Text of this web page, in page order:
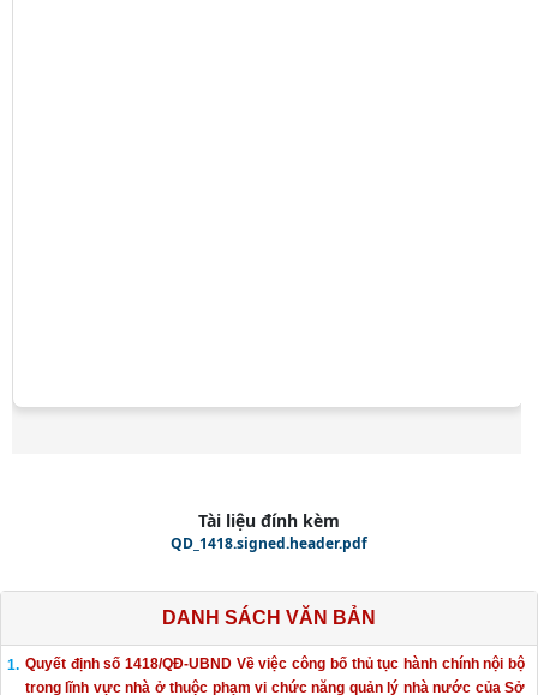
Tài liệu đính kèm
QD_1418.signed.header.pdf
DANH SÁCH VĂN BẢN
Quyết định số 1418/QĐ-UBND Về việc công bố thủ tục hành chính nội bộ
trong lĩnh vực nhà ở thuộc phạm vi chức năng quản lý nhà nước của Sở